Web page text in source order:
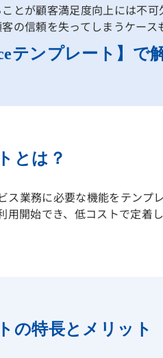
とが顧客満足度向上には不可
の信頼を失ってしまうケース
テンプレート】で
とは？
業務に必要な機能をテンプ
開始でき、低コストで定着
の特長とメリット